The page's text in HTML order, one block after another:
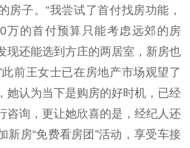
房子。“我尝试了首付找房功能，
万的首付预算只能考虑远郊的房
现还能选到方庄的两居室，新房也
前王女士已在房地产市场观望了
她认为当下是购房的好时机，已经
咨询，更让她欣喜的是，经纪人还
新房“免费看房团”活动，享受车接